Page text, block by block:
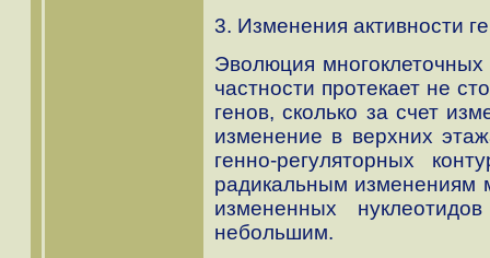
3. Изменения активности
Эволюция
частности протекает не
генов, сколько за счет
изменение в верхних
генно-регуляторных
радикальным изменениям
измененных
небольшим.